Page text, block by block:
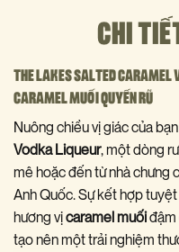
CHI
THE LAKES SALTED CARAMEL
CARAMEL MUỐI QUYẾN RŨ
Nuông chiều vị giác của
Vodka Liqueur, một dòng
mê hoặc đến từ nhà chưng
Anh Quốc. Sự kết hợp
hương vịcaramel muốiđậm
tạo nên một trải nghiệm